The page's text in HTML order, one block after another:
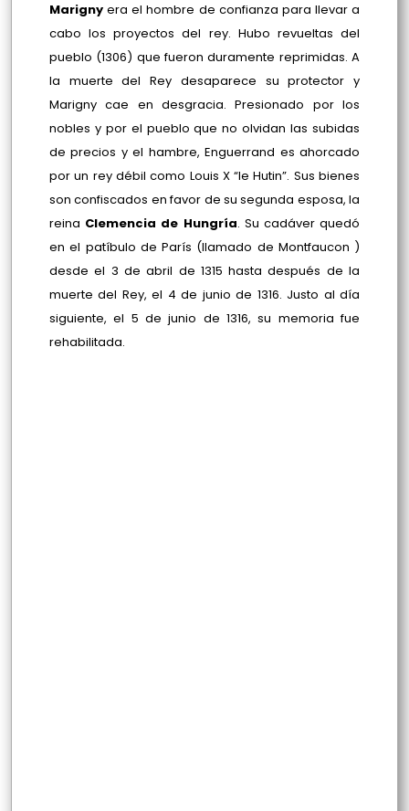
Marigny era el hombre de confianza para llevar a
cabo los proyectos del rey. Hubo revueltas del
pueblo (1306) que fueron duramente reprimidas. A
la muerte del Rey desaparece su protector y
Marigny cae en desgracia. Presionado por los
nobles y por el pueblo que no olvidan las subidas
de precios y el hambre, Enguerrand es ahorcado
por un rey débil como Louis X “le Hutin”. Sus bienes
son confiscados en favor de su segunda esposa, la
reina Clemencia de Hungría. Su cadáver quedó
en el patíbulo de París (llamado de Montfaucon )
desde el 3 de abril de 1315 hasta después de la
muerte del Rey, el 4 de junio de 1316. Justo al día
siguiente, el 5 de junio de 1316, su memoria fue
rehabilitada.